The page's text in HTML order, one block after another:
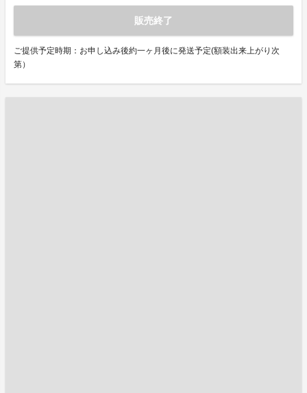
販売終了
ご提供予定時期：お申し込み後約一ヶ月後に発送予定(額装出来上がり次
第）